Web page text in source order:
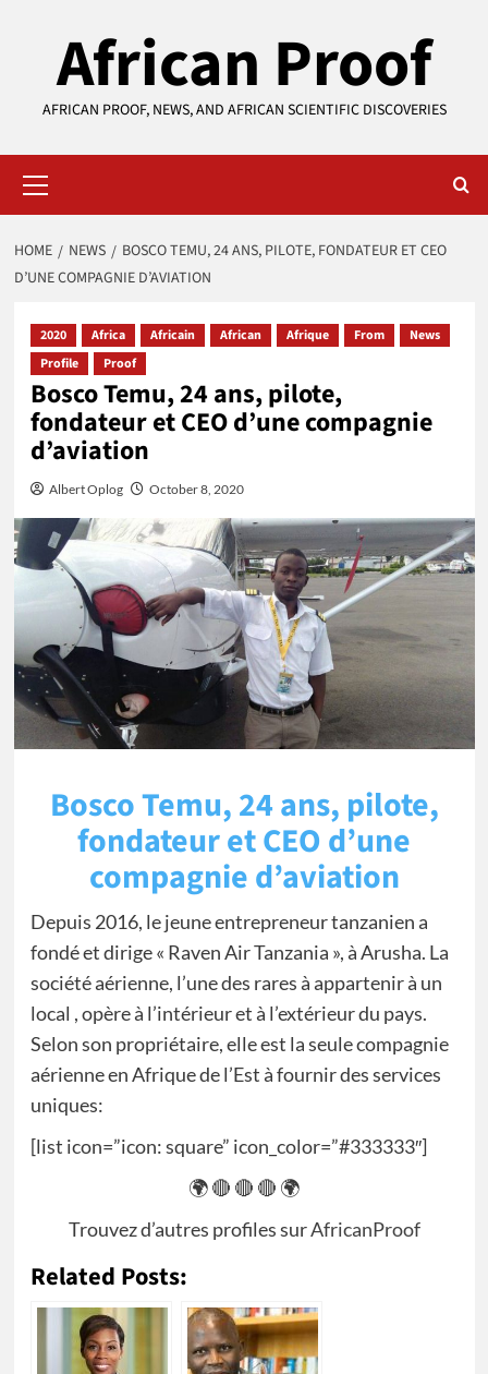
African Proof
AFRICAN PROOF, NEWS, AND AFRICAN SCIENTIFIC DISCOVERIES
Menu
HOME NEWS
BOSCO TEMU, 24 ANS, PILOTE, FONDATEUR ET CEO
D’UNE COMPAGNIE D’AVIATION
2020 Africa Africain African Afrique From
News
Profile
Proof
Bosco Temu, 24 ans, pilote,
fondateur et CEO d’une compagnie
d’aviation
Albert Oplog October 8, 2020
Bosco Temu, 24 ans, pilote,
fondateur et CEO d’une
compagnie d’aviation
Depuis 2016, le jeune entrepreneur tanzanien a
fondé et dirige « Raven Air Tanzania », à Arusha. La
société aérienne, l’une des rares à appartenir à un
local , opère à l’intérieur et à l’extérieur du pays.
Selon son propriétaire, elle est la seule compagnie
aérienne en Afrique de l’Est à fournir des services
uniques:
[list icon=”icon: square” icon_color=”#333333″]
🌍 🔴 🔴 🔴 🌍
Trouvez d’autres profiles surAfricanProof
Related Posts: